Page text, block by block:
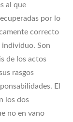
al que
por lo
correcto
individuo. Son
de los actos
rasgos
El
los dos
no en vano